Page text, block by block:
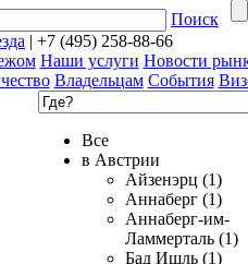
Поиск
| +7 (495) 258-88-66
Наши услуги Новости
Владельцам События
Все
в Австрии
Айзенэрц (1)
Аннаберг (1)
Аннаберг-им-
Ламмерталь (1)
Бад Ишль (1)